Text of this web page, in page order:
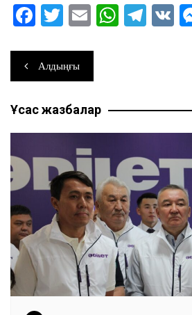
F
c
e
b
o
T
tt
er
E
ai
l
W
A
p
T
a
m
V
Навигация
по
записям
Алдыңғы
Ұқсас жазбалар